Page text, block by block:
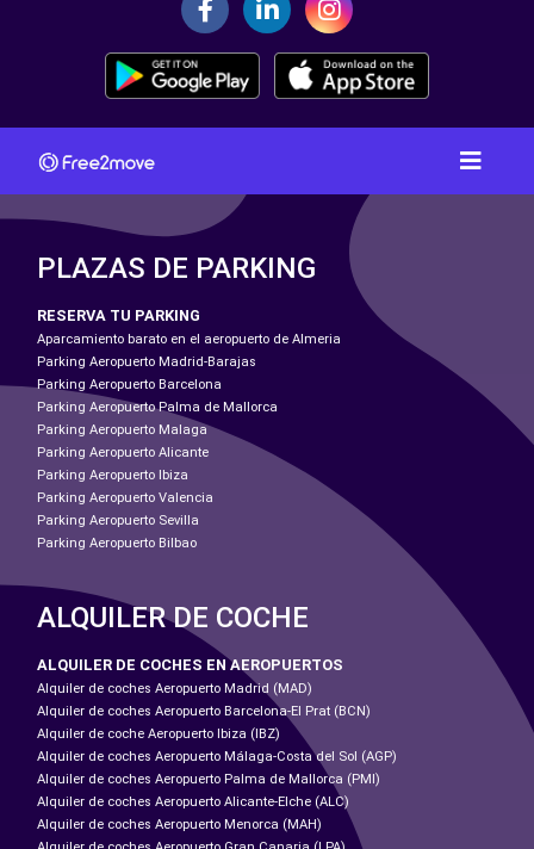
PLAZAS DE PARKING
RESERVA TU PARKING
Aparcamiento barato en el aeropuerto de Almeria
Parking Aeropuerto Madrid-Barajas
Parking Aeropuerto Barcelona
Parking Aeropuerto Palma de Mallorca
Parking Aeropuerto Malaga
Parking Aeropuerto Alicante
Parking Aeropuerto Ibiza
Parking Aeropuerto Valencia
Parking Aeropuerto Sevilla
Parking Aeropuerto Bilbao
ALQUILER DE COCHE
ALQUILER DE COCHES EN AEROPUERTOS
Alquiler de coches Aeropuerto Madrid (MAD)
Alquiler de coches Aeropuerto Barcelona-El Prat (BCN)
Alquiler de coche Aeropuerto Ibiza (IBZ)
Alquiler de coches Aeropuerto Málaga-Costa del Sol (AGP)
Alquiler de coches Aeropuerto Palma de Mallorca (PMI)
Alquiler de coches Aeropuerto Alicante-Elche (ALC)
Alquiler de coches Aeropuerto Menorca (MAH)